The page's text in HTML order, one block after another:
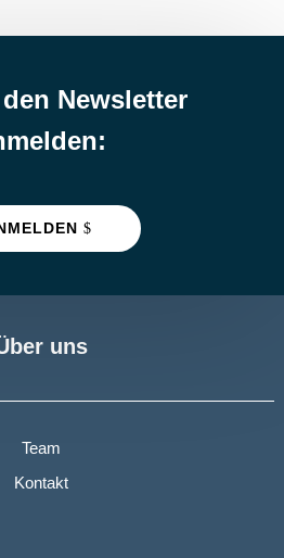
Newsletter
uns
Team
Kontakt